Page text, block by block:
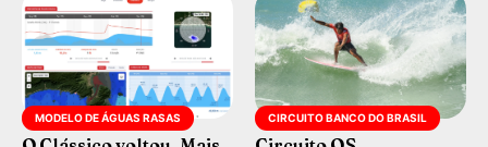
MODELO DE ÁGUAS RASAS CIRCUITO BANCO DO BRASIL